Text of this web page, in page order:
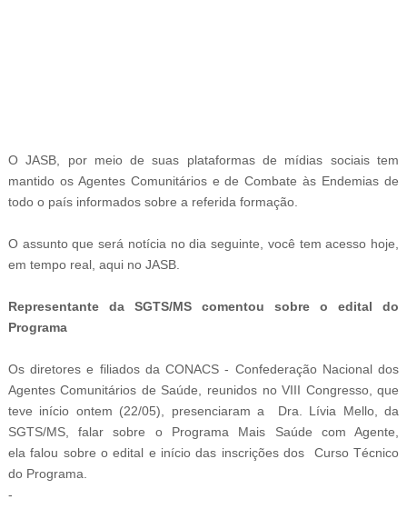
O JASB, por meio de suas plataformas de mídias sociais tem
mantido os Agentes Comunitários e de Combate às Endemias de
todo o país informados sobre a referida formação.
O assunto que será notícia no dia seguinte, você tem acesso hoje,
em tempo real, aqui no JASB.
Representante da SGTS/MS comentou sobre o edital do
Programa
Os diretores e filiados daCONACS - Confederação Nacional dos
Agentes Comunitários de Saúde, reunidos no VIII Congresso, que
teve início ontem (22/05), presenciaram a Dra. Lívia Mello, da
SGTS/MS, falar sobre o Programa Mais Saúde com Agente,
ela falou sobre o edital e início das inscrições dos Curso Técnico
do Programa.
-